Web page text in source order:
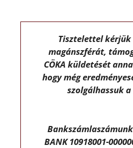
Tisztelettel kérjük
magánszférát,
CÖKA küldetését
hogy még
szolgálhassuk
BANK 10918001-